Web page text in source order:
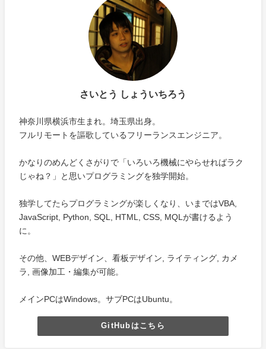
さいとう しょういちろう
神奈川県横浜市生まれ。埼玉県出身。
フルリモートを謳歌しているフリーランスエンジニア。
かなりのめんどくさがりで「いろいろ機械にやらせればラク
じゃね？」と思いプログラミングを独学開始。
独学してたらプログラミングが楽しくなり、いまではVBA,
JavaScript, Python, SQL, HTML, CSS, MQLが書けるよう
に。
その他、WEBデザイン、看板デザイン, ライティング, カメ
ラ, 画像加工・編集が可能。
メインPCはWindows。サブPCはUbuntu。
GitHubはこちら